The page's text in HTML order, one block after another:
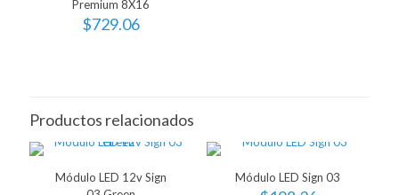
Premium 8X16
$729.06
Productos relacionados
Módulo LED 12v Sign
Módulo LED Sign 03